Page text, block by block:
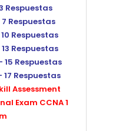
Respuestas
Respuestas
Respuestas
Respuestas
15 Respuestas
17 Respuestas
Assessment
Exam CCNA 1